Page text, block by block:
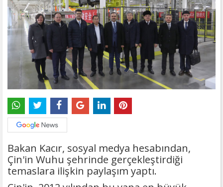
Bakan Kacır, sosyal medya hesabından,
Çin'in Wuhu şehrinde gerçekleştirdiği
temaslara ilişkin paylaşım yaptı.